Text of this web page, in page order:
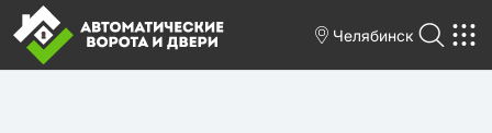
Челябинск